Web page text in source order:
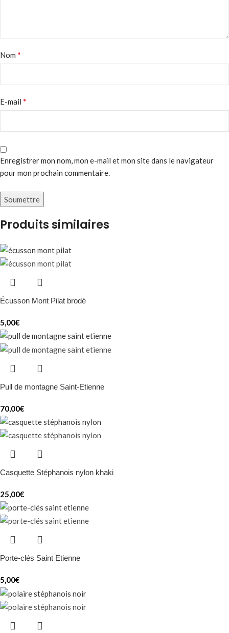
Nom *
E-mail *
Enregistrer mon nom, mon e-mail et mon site dans le navigateur
pour mon prochain commentaire.
Produits similaires
Écusson Mont Pilat brodé
5,00€
Pull de montagne Saint-Etienne
70,00€
Casquette Stéphanois nylon khaki
25,00€
Porte-clés Saint Etienne
5,00€